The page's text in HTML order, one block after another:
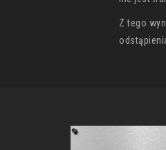
Z tego